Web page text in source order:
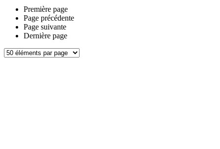
Première page
Page précédente
Page suivante
Dernière page